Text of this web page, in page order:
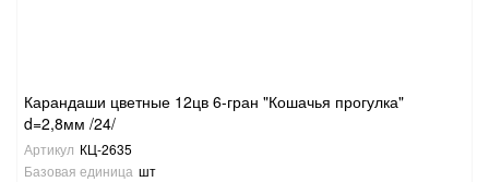
Карандаши цветные 12цв 6-гран "Кошачья прогулка"
d=2,8мм /24/
Артикул КЦ-2635
Базовая единица шт